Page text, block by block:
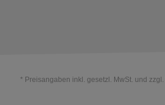
* Preisangaben inkl. gesetzl. MwSt. und zzgl.